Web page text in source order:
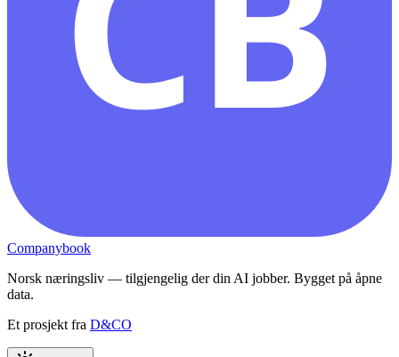
Companybook
Norsk næringsliv — tilgjengelig der din AI jobber. Bygget på åpne
data.
Et prosjekt fra D&CO